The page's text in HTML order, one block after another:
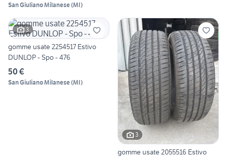
San Giuliano Milanese(MI)
3
gomme usate 2254517 Estivo
DUNLOP - Spo - 476
50 €
San Giuliano Milanese(MI)
3
gomme usate 2055516 Estivo